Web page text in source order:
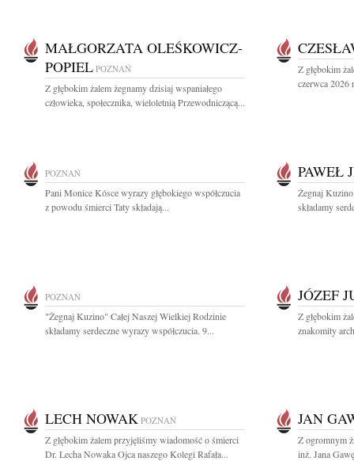
MAŁGORZATA OLEŚKOWICZ-
POPIEL POZNAŃ
Z głębokim żalem żegnamy dzisiaj wspaniałego
człowieka, społecznika, wieloletnią Przewodniczącą...
Z głębokim
czerwca 2026
POZNAŃ
Pani Monice Kósce wyrazy głębokiego współczucia
z powodu śmierci Taty składają...
PAWEŁ
Żegnaj
składamy
POZNAŃ
"Żegnaj Kuzino" Całej Naszej Wielkiej Rodzinie
składamy serdeczne wyrazy współczucia. 9...
JÓZEF
Z głębokim
znakomity
LECH NOWAK POZNAŃ
Z głębokim żalem przyjęliśmy wiadomość o śmierci
Dr. Lecha Nowaka Ojca naszego Kolegi Rafała...
JAN
Z ogromnym
inż. Jana